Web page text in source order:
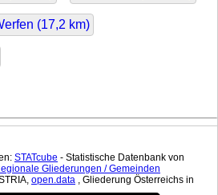
(17,2 km)
STATcube - Statistische Datenbank von
Gliederungen / Gemeinden
open.data , Gliederung Österreichs in